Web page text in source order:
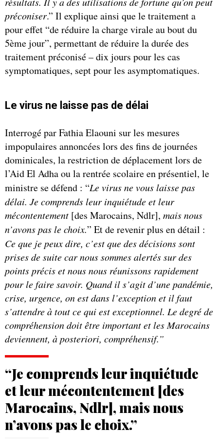
préconiser.” Il explique ainsi que le traitement a
pour effet “de réduire la charge virale au bout du
5ème jour”, permettant de réduire la durée des
traitement préconisé – dix jours pour les cas
symptomatiques, sept pour les asymptomatiques.
Le virus ne laisse pas de délai
Interrogé par Fathia Elaouni sur les mesures
impopulaires annoncées lors des fins de journées
dominicales, la restriction de déplacement lors de
l’Aid El Adha ou la rentrée scolaire en présentiel, le
ministre se défend : “Le virus ne vous laisse pas
délai. Je comprends leur inquiétude et leur
mécontentement [des Marocains, Ndlr], mais nous
n’avons pas le choix.” Et de revenir plus en détail :
Ce que je peux dire, c’est que des décisions sont
prises de suite car nous sommes alertés sur des
points précis et nous nous réunissons rapidement
pour le faire savoir. Quand il s’agit d’une pandémie,
crise, urgence, on est dans l’exception et il faut
s’attendre à tout ce qui est exceptionnel. Le degré de
compréhension doit être important et les Marocains
deviennent, à posteriori, compréhensif.”
“Je comprends leur inquiétude
et leur mécontentement [des
Marocains, Ndlr], mais nous
n’avons pas le choix.”